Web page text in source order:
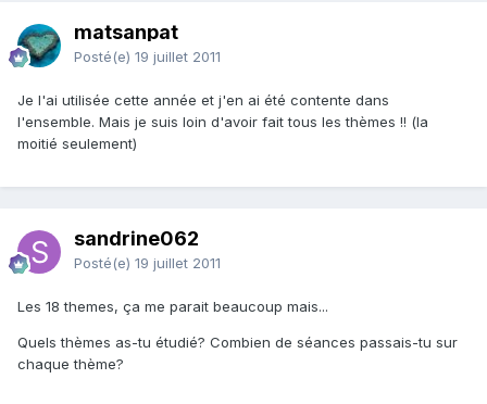
matsanpat
Posté(e) 19 juillet 2011
Je l'ai utilisée cette année et j'en ai été contente dans
l'ensemble. Mais je suis loin d'avoir fait tous les thèmes !! (la
moitié seulement)
sandrine062
Posté(e) 19 juillet 2011
Les 18 themes, ça me parait beaucoup mais...
Quels thèmes as-tu étudié? Combien de séances passais-tu sur
chaque thème?